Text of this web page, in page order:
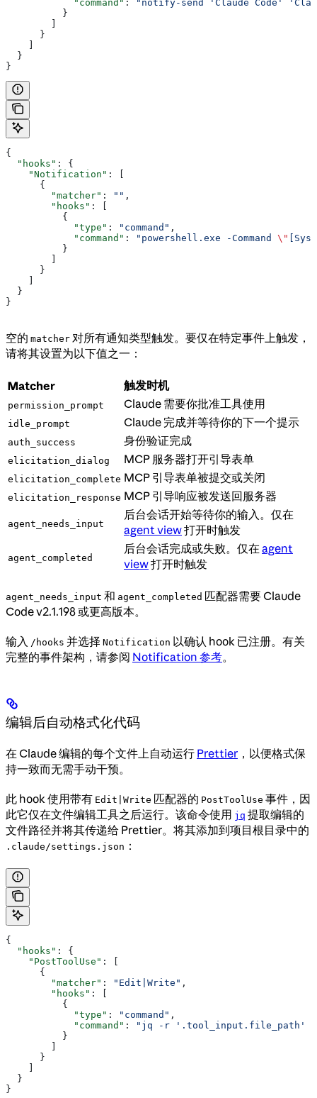
            "command"
:
"notify-send 'Claude Code'
          }
      }
  }
}
{
  "hooks"
: {
    "Notification"
: [
      {
        "matcher"
: "" ,
        "hooks"
: [
          {
            "type"
: "command" ,
            "command"
: "powershell.exe -Command \"
          }
      }
  }
}
空的 matcher 对所有通知类型触发。要仅在特定事件上触发，
请将其设置为以下值之一：
Matcher 触发时机
permission_prompt Claude 需要你批准工具使用
idle_prompt Claude 完成并等待你的下一个提示
auth_success 身份验证完成
elicitation_dialog MCP 服务器打开引导表单
elicitation_complete MCP 引导表单被提交或关闭
elicitation_response MCP 引导响应被发送回服务器
agent_needs_input
后台会话开始等待你的输入。仅在
agent view打开时触发
agent_completed
后台会话完成或失败。仅在 agent
view打开时触发
agent_needs_input 和 agent_completed 匹配器需要 Claude
Code v2.1.198 或更高版本。
输入 /hooks 并选择 Notification 以确认 hook 已注册。有关
完整的事件架构，请参阅 Notification 参考。
编辑后自动格式化代码
在 Claude 编辑的每个文件上自动运行 Prettier ，以便格式保
持一致而无需手动干预。
此 hook 使用带有 Edit|Write 匹配器的 PostToolUse 事件，因
此它仅在文件编辑工具之后运行。该命令使用 jq 提取编辑的
文件路径并将其传递给 Prettier。将其添加到项目根目录中的
.claude/settings.json ：
{
  "hooks"
: {
    "PostToolUse"
: [
      {
        "matcher"
: "Edit|Write" ,
        "hooks"
: [
          {
            "type"
: "command" ,
            "command"
:
"jq -r '.tool_input.file_path' |
          }
      }
  }
}